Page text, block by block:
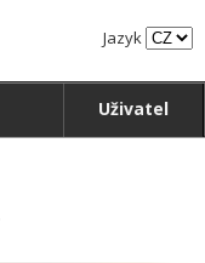
Jazyk
Uživatel